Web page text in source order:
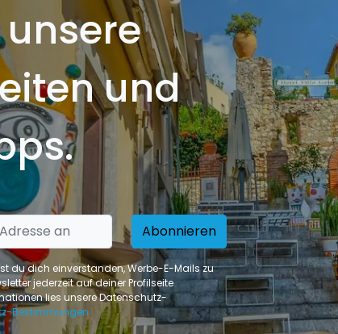
und
Abonnieren
du dich einverstanden, Werbe-E-Mails zu
jederzeit auf deiner Profilseite
lies unsere Datenschutz-
Bestimmungen